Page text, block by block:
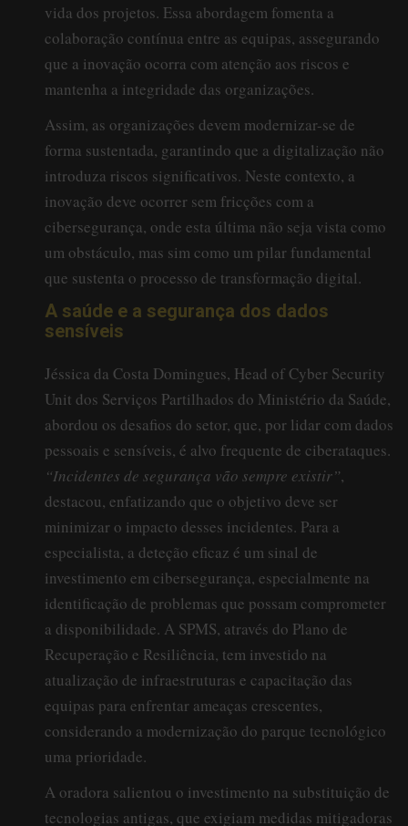
vida dos projetos. Essa abordagem fomenta a
colaboração contínua entre as equipas, assegurando
que a inovação ocorra com atenção aos riscos e
mantenha a integridade das organizações.
Assim, as organizações devem modernizar-se de
forma sustentada, garantindo que a digitalização não
introduza riscos significativos. Neste contexto, a
inovação deve ocorrer sem fricções com a
cibersegurança, onde esta última não seja vista como
um obstáculo, mas sim como um pilar fundamental
que sustenta o processo de transformação digital.
A saúde e a segurança dos dados
sensíveis
Jéssica da Costa Domingues, Head of Cyber Security
Unit dos Serviços Partilhados do Ministério da Saúde,
abordou os desafios do setor, que, por lidar com dados
pessoais e sensíveis, é alvo frequente de ciberataques.
“Incidentes de segurança vão sempre existir”,
destacou, enfatizando que o objetivo deve ser
minimizar o impacto desses incidentes. Para a
especialista, a deteção eficaz é um sinal de
investimento em cibersegurança, especialmente na
identificação de problemas que possam comprometer
a disponibilidade. A SPMS, através do Plano de
Recuperação e Resiliência, tem investido na
atualização de infraestruturas e capacitação das
equipas para enfrentar ameaças crescentes,
considerando a modernização do parque tecnológico
uma prioridade.
A oradora salientou o investimento na substituição de
tecnologias antigas, que exigiam medidas mitigadoras